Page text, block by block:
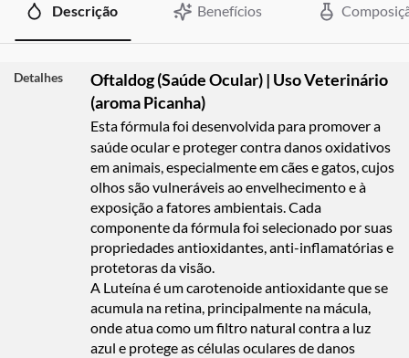
Descrição Benefícios
Detalhes
Oftaldog (Saúde Ocular) | Uso Veterinário
(aroma Picanha)
Esta fórmula foi desenvolvida para promover a
saúde ocular e proteger contra danos oxidativos
em animais, especialmente em cães e gatos, cujos
olhos são vulneráveis ao envelhecimento e à
exposição a fatores ambientais. Cada
componente da fórmula foi selecionado por suas
propriedades antioxidantes, anti-inflamatórias e
protetoras da visão.
A Luteína é um carotenoide antioxidante que se
acumula na retina, principalmente na mácula,
onde atua como um filtro natural contra a luz
azul e protege as células oculares de danos